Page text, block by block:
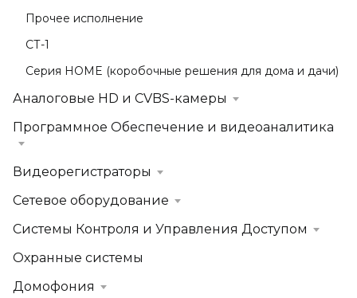
Прочее исполнение
СТ-1
Серия HOME (коробочные решения для дома и дачи)
Аналоговые HD и CVBS-камеры
Программное Обеспечение и видеоаналитика
Видеорегистраторы
Сетевое оборудование
Системы Контроля и Управления Доступом
Охранные системы
Домофония